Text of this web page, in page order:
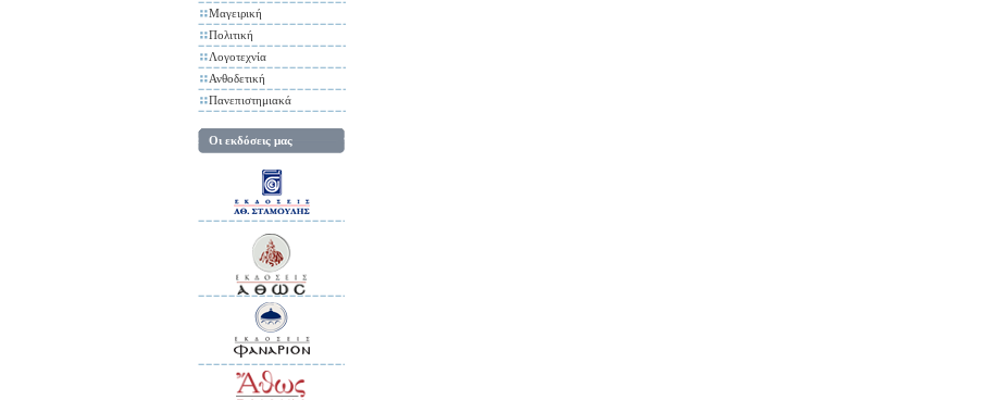
Μαγειρική
Πολιτική
Λογοτεχνία
Ανθοδετική
Πανεπιστημιακά
Οι εκδόσεις μας